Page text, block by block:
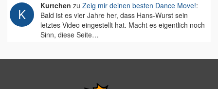
Kurtchen zu Zeig mir deinen besten Dance Move!:
Bald ist es vier Jahre her, dass Hans-Wurst sein
letztes Video eingestellt hat. Macht es eigentlich noch
Sinn, diese Seite…